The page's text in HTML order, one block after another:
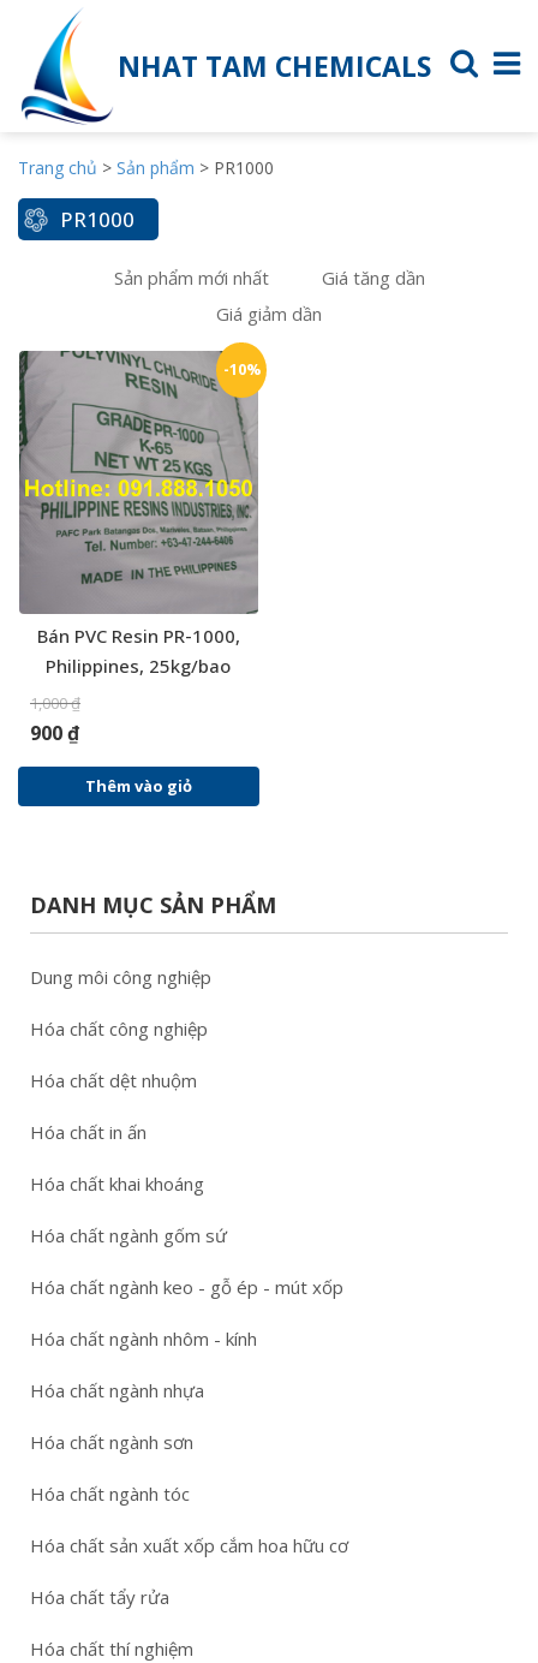
NHAT TAM CHEMICALS
Trang chủ > Sản phẩm > PR1000
PR1000
Sản phẩm mới nhất
Giá tăng dần
Giá giảm dần
-10%
Bán PVC Resin PR-1000,
Philippines, 25kg/bao
1,000₫
900₫
Thêm vào giỏ
DANH MỤC SẢN PHẨM
Dung môi công nghiệp
Hóa chất công nghiệp
Hóa chất dệt nhuộm
Hóa chất in ấn
Hóa chất khai khoáng
Hóa chất ngành gốm sứ
Hóa chất ngành keo - gỗ ép - mút xốp
Hóa chất ngành nhôm - kính
Hóa chất ngành nhựa
Hóa chất ngành sơn
Hóa chất ngành tóc
Hóa chất sản xuất xốp cắm hoa hữu cơ
Hóa chất tẩy rửa
Hóa chất thí nghiệm